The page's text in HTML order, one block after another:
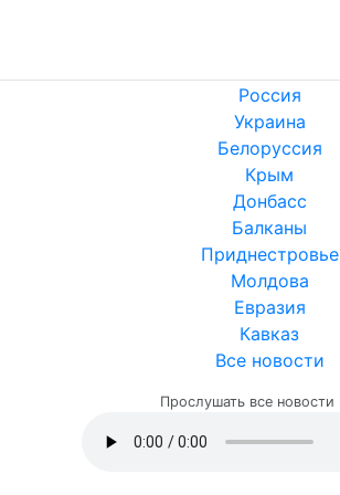
Россия
Украина
Белоруссия
Крым
Донбасс
Балканы
Приднестровье
Молдова
Евразия
Кавказ
Все новости
Прослушать все новости